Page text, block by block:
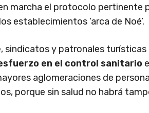
marcha el protocolo pertinente
establecimientos ‘arca de Noé’.
sindicatos y patronales turísticas
en el control sanitario
aglomeraciones de
porque sin salud no habrá